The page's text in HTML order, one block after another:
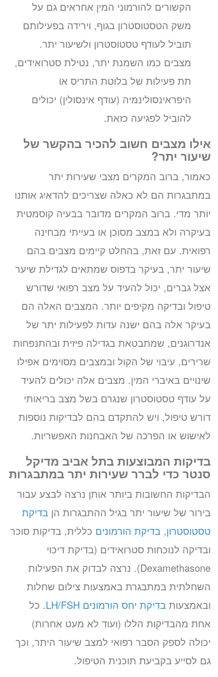
הקשורים להורמוני המין אחראים גם על
משק הטסטוסטרון בגוף, וירידה בפעילותם
תוביל לעודף טסטוסטרון ולשיעור יתר.
מצבים כמו השמנת יתר, נטילת סטרואידים,
תת פעילות של בלוטת התריס או
היפראינסולינמיה (עודף אינסולין) יכולים
להוביל לפגיעה כזאת.
אילו מצבים חשוב להכיר בהקשר של
שיעור יתר?
כאמור, ברוב המקרים מצבי שעירות יתר
במתבגרות הם לא כאלה שצריכים להדאיג אותנו
יותר מדי. ברוב המקרים מדובר בבעיה קוסמטית
בעיקרה ולא במצב מסוכן או בעייתי מבחינה
רפואית. עם זאת, בהחלט קיימים מצבים בהם
שיעור יתר, בעיקר בדפוס שמתאים לגדילת שיער
אצל גברים, יכול להעיד על מצב רפואי שדורש
טיפול ובדיקה מקיפים יותר. המצבים האלה הם
בעיקר אלה בהם ישנה עדות לפעילות יתר של
אנדרוגנים, שמתבטאת בגדילה פיזית ובהתנפחות
שרירים, עיבוי של הקול ובמצבים מסוימים אפילו
שינויים באיברי המין. מצבים אלה יכולים להעיד
על עודף טסטוסטרון שנגרם בשל מצב בריאותי
דורש טיפול, ויש להתקדם בהם לבדיקות נוספות
לאישוש או הפרכה של האבחנות האפשריות.
בדיקות המבוצעות בתל אביב מדיקל
סנטר כדי לברר שעירות יתר במתבגרות
הבדיקות החשובות ביותר אותן נרצה לבצע עבור
בירור של שיעור יתר בגיל ההתבגרות הן בדיקת
טסטוסטרון, בדיקת הורמונים כללית, בדיקות סוכר
ובדיקה לנוכחות סטרואידים (בדיקת דיכוי
Dexamethasone). נרצה לבדוק את הפעילות
השחלתית במתבגרת באמצעות צילום שחלות
ובאמצעות בדיקת יחס הורמונים LH/FSH
. כל
אחת מהבדיקות הללו (ועוד לא מעט אחרות)
יכולה לספק הסבר רפואי למצב שיעור היתר, וכך
גם לסייע בקביעת תוכנית הטיפול.